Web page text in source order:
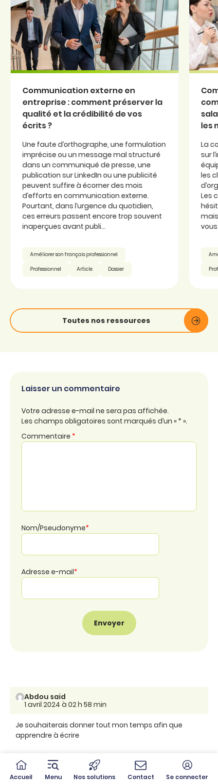
Accueil Menu Nos solutions Contact Se connecter
Communication externe en
entreprise : comment préserver la
qualité et la crédibilité de vos
écrits ?
Une faute d’orthographe, une formulation
imprécise ou un message mal structuré
dans un communiqué de presse, une
publication sur LinkedIn ou une publicité
peuvent suffire à écorner des mois
d’efforts en communication externe.
Pourtant, dans l’urgence du quotidien,
ces erreurs passent encore trop souvent
inaperçues avant publi...
Améliorer son français professionnel
Professionnel
Article Dossier
les
La
sur
les
Les
Toutes nos ressources
Laisser un commentaire
Votre adresse e-mail ne sera pas affichée.
Les champs obligatoires sont marqués d’un « * ».
Commentaire *
Nom/Pseudonyme*
Adresse e-mail*
Abdou said
1 avril 2024 à 02 h 58 min
Je souhaiterais donner tout mon temps afin que
apprendre à écrire
Sandrine Campese